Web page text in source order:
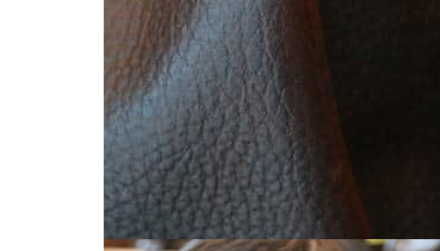
KHUYẾN MÃI
ĐỒ DA CÁ SẤU
Ví da cá sấu
Ví Cầm Tay Clutch Da Cá Sấu
Túi Xách – Túi Đeo Chéo